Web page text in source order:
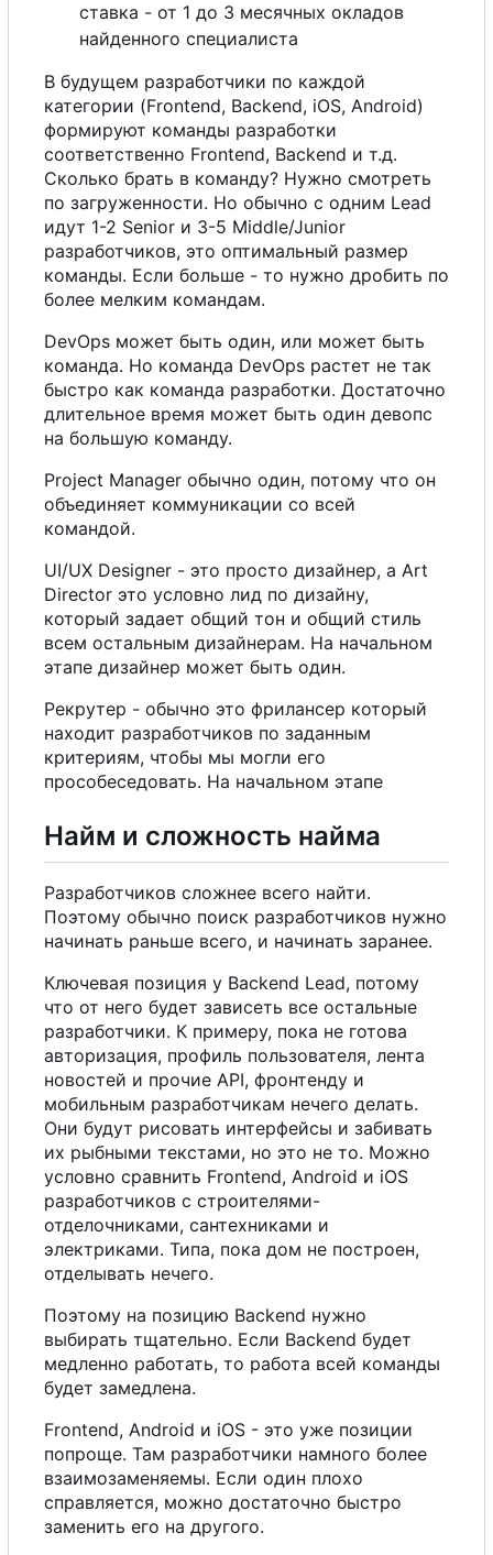
ставка - от 1 до 3 месячных окладов
найденного специалиста
В будущем разработчики по каждой
категории (Frontend, Backend, iOS, Android)
формируют команды разработки
соответственно Frontend, Backend и т.д.
Сколько брать в команду? Нужно смотреть
по загруженности. Но обычно с одним Lead
идут 1-2 Senior и 3-5 Middle/Junior
разработчиков, это оптимальный размер
команды. Если больше - то нужно дробить по
более мелким командам.
DevOps может быть один, или может быть
команда. Но команда DevOps растет не так
быстро как команда разработки. Достаточно
длительное время может быть один девопс
на большую команду.
Project Manager обычно один, потому что он
объединяет коммуникации со всей
командой.
UI/UX Designer - это просто дизайнер, а Art
Director это условно лид по дизайну,
который задает общий тон и общий стиль
всем остальным дизайнерам. На начальном
этапе дизайнер может быть один.
Рекрутер - обычно это фрилансер который
находит разработчиков по заданным
критериям, чтобы мы могли его
прособеседовать. На начальном этапе
Найм и сложность найма
Разработчиков сложнее всего найти.
Поэтому обычно поиск разработчиков нужно
начинать раньше всего, и начинать заранее.
Ключевая позиция у Backend Lead, потому
что от него будет зависеть все остальные
разработчики. К примеру, пока не готова
авторизация, профиль пользователя, лента
новостей и прочие API, фронтенду и
мобильным разработчикам нечего делать.
Они будут рисовать интерфейсы и забивать
их рыбными текстами, но это не то. Можно
условно сравнить Frontend, Android и iOS
разработчиков с строителями-
отделочниками, сантехниками и
электриками. Типа, пока дом не построен,
отделывать нечего.
Поэтому на позицию Backend нужно
выбирать тщательно. Если Backend будет
медленно работать, то работа всей команды
будет замедлена.
Frontend, Android и iOS - это уже позиции
попроще. Там разработчики намного более
взаимозаменяемы. Если один плохо
справляется, можно достаточно быстро
заменить его на другого.